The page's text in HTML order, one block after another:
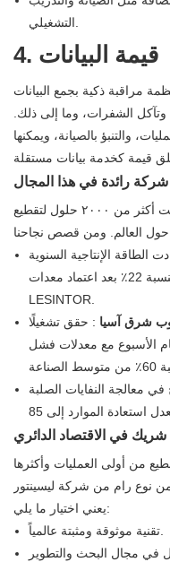
التشغيلي.
4. قيمة البيانات
مراقبة ذكية بجمع البيانات
وتآكل الشفرات، وما إلى ذلك.
والتنبؤ بالصيانة، ويمكنها
رائدة في هذا المجال
تأسست شركة ليسينتور عام ٢٠٠٨، وقدمت أكثر من ٢٠٠٠ حلول لتقطيع
الطاقة الإنتاجية السنوية
بنسبة 40٪ وانخفض استهلاك الطاقة بنسبة 22٪ بعد اعتماد معدات
LESINTOR.
شرق آسيا : حقق تشغيلًا
الأسبوع مع معدلات فشل
معالجة النفايات الصلبة
في الاقتصاد الدائري
من أولى العمليات وأكثرها
من نوع رام من شركة ليسينتور
يعني اختيار ما يلي:
تقنية موثوقة ومثبتة عالمياً.